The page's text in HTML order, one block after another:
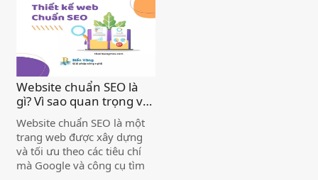
Website chuẩn SEO là
gì? Vì sao quan trọng với
doanh nghiệp | Dịch vụ
thiết kế website chuyên
nghiệp Biển Vàng )
Website chuẩn SEO là một
trang web được xây dựng
và tối ưu theo các tiêu chí
mà Google và công cụ tìm